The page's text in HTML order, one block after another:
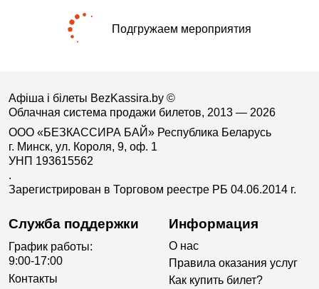
Подгружаем мероприятия
Афіша і білеты BezKassira.by ©
Облачная система продажи билетов, 2013 — 2026
ООО «БЕЗКАССИРА БАЙ» Республика Беларусь
г. Минск, ул. Короля, 9, оф. 1
УНП 193615562
.
Зарегистрирован в Торговом реестре РБ 04.06.2014 г.
Служба поддержки
График работы:
9:00-17:00
Контакты
Информация
О нас
Правила оказания услуг
Как купить билет?